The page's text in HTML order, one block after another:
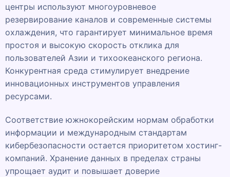
центры используют многоуровневое
резервирование каналов и современные системы
охлаждения, что гарантирует минимальное время
простоя и высокую скорость отклика для
пользователей Азии и тихоокеанского региона.
Конкурентная среда стимулирует внедрение
инновационных инструментов управления
ресурсами.
Соответствие южнокорейским нормам обработки
информации и международным стандартам
кибербезопасности остается приоритетом хостинг-
компаний. Хранение данных в пределах страны
упрощает аудит и повышает доверие